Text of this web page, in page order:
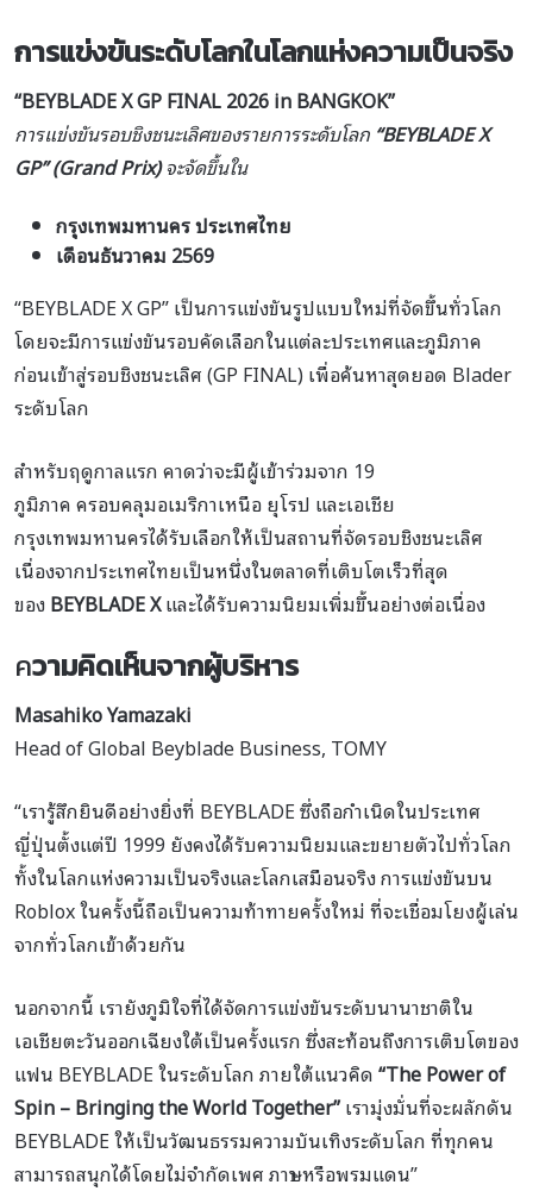
การแข่งขันระดับโลกในโลกแห่งความเป็นจริง
“BEYBLADE X GP FINAL 2026 in BANGKOK”
การแข่งขันรอบชิงชนะเลิศของรายการระดับโลก “BEYBLADE X
GP” (Grand Prix)จะจัดขึ้นใน
กรุงเทพมหานคร ประเทศไทย
เดือนธันวาคม 2569
“BEYBLADE X GP” เป็นการแข่งขันรูปแบบใหม่ที่จัดขึ้นทั่วโลก
โดยจะมีการแข่งขันรอบคัดเลือกในแต่ละประเทศและภูมิภาค
ก่อนเข้าสู่รอบชิงชนะเลิศ (GP FINAL) เพื่อค้นหาสุดยอด Blader
ระดับโลก
สำหรับฤดูกาลแรก คาดว่าจะมีผู้เข้าร่วมจาก 19
ภูมิภาค ครอบคลุมอเมริกาเหนือ ยุโรป และเอเชีย
กรุงเทพมหานครได้รับเลือกให้เป็นสถานที่จัดรอบชิงชนะเลิศ
เนื่องจากประเทศไทยเป็นหนึ่งในตลาดที่เติบโตเร็วที่สุด
ของBEYBLADE Xและได้รับความนิยมเพิ่มขึ้นอย่างต่อเนื่อง
ความคิดเห็นจากผู้บริหาร
Masahiko Yamazaki
Head of Global Beyblade Business, TOMY
“เรารู้สึกยินดีอย่างยิ่งที่ BEYBLADE ซึ่งถือกำเนิดในประเทศ
ญี่ปุ่นตั้งแต่ปี 1999 ยังคงได้รับความนิยมและขยายตัวไปทั่วโลก
ทั้งในโลกแห่งความเป็นจริงและโลกเสมือนจริง การแข่งขันบน
Roblox ในครั้งนี้ถือเป็นความท้าทายครั้งใหม่ ที่จะเชื่อมโยงผู้เล่น
จากทั่วโลกเข้าด้วยกัน
นอกจากนี้ เรายังภูมิใจที่ได้จัดการแข่งขันระดับนานาชาติใน
เอเชียตะวันออกเฉียงใต้เป็นครั้งแรก ซึ่งสะท้อนถึงการเติบโตของ
แฟน BEYBLADE ในระดับโลก ภายใต้แนวคิด“The Power of
Spin – Bringing the World Together”เรามุ่งมั่นที่จะผลักดัน
BEYBLADE ให้เป็นวัฒนธรรมความบันเทิงระดับโลก ที่ทุกคน
สามารถสนุกได้โดยไม่จำกัดเพศ ภาษา หรือพรมแดน”